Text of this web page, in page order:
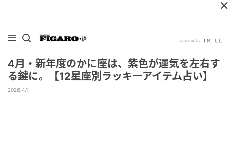
4月・新年度のかに座は、紫色が運気を左右す
る鍵に。【12星座別ラッキーアイテム占い】
2026.4.1